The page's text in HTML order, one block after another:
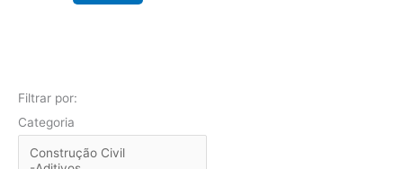
Filtrar por:
Categoria